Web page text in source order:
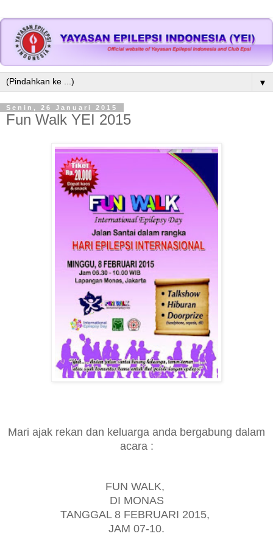
▼
Senin, 26 Januari 2015
Fun Walk YEI 2015
Mari ajak rekan dan keluarga anda bergabung dalam
acara :
FUN WALK,
DI MONAS
TANGGAL 8 FEBRUARI 2015,
JAM 07-10.